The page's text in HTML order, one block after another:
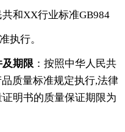
和XX行业标准GB984
执行。
期限：按照中华人民共
质量标准规定执行,法律
明书的质量保证期限为